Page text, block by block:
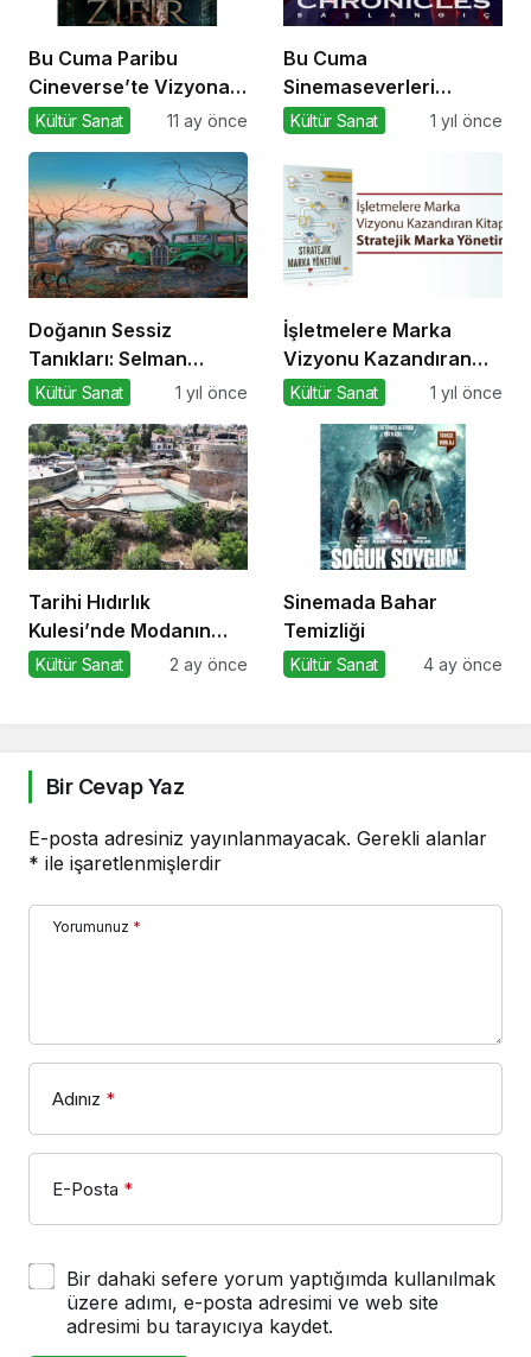
Bu Cuma Paribu
Cineverse’te Vizyona
Girecek Filmler
Kültür Sanat 11 ay önce
Bu Cuma
Sinemaseverleri
Bekleyen Yepyeni
Kültür Sanat 1 yıl önce
Doğanın Sessiz
Tanıkları: Selman
Uzun’un Sanat
Kültür Sanat 1 yıl önce
İşletmelere Marka
Vizyonu Kazandıran
Kitap: Stratejik Marka
Kültür Sanat 1 yıl önce
Tarihi Hıdırlık
Kulesi’nde Modanın
Büyülü Gecesi: Cihan
Kültür Sanat 2 ay önce
Sinemada Bahar
Temizliği
Kültür Sanat 4 ay önce
Bir Cevap Yaz
E-posta adresiniz yayınlanmayacak. Gerekli alanlar
* ile işaretlenmişlerdir
Yorumunuz *
Adınız *
E-Posta *
Bir dahaki sefere yorum yaptığımda kullanılmak
üzere adımı, e-posta adresimi ve web site
adresimi bu tarayıcıya kaydet.